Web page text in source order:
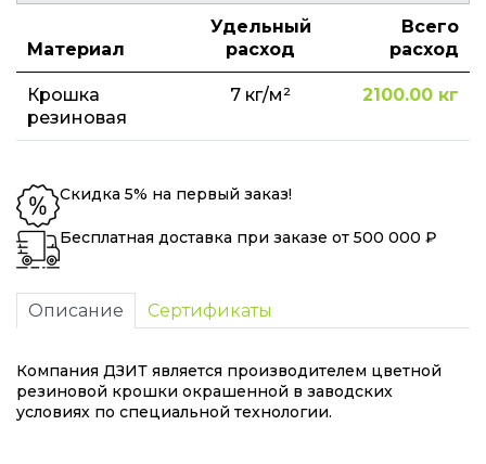
Материал
Удельный
расход
Всего
расход
Крошка
резиновая
7 кг/м² 2100.00 кг
Скидка 5% на первый заказ!
Бесплатная доставка при заказе от 500 000 ₽
Описание Сертификаты
Компания ДЗИТ является производителем цветной
резиновой крошки окрашенной в заводских
условиях по специальной технологии.